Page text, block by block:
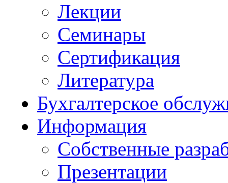
Лекции
Семинары
Сертификация
Литература
Бухгалтерское
Информация
Собственные
Презентации